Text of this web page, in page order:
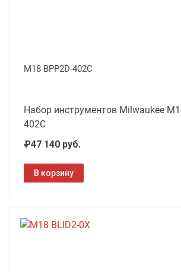
M18 BPP2D-402C
Набор инструментов Milwaukee
402C
₽47 140 руб.
В корзину